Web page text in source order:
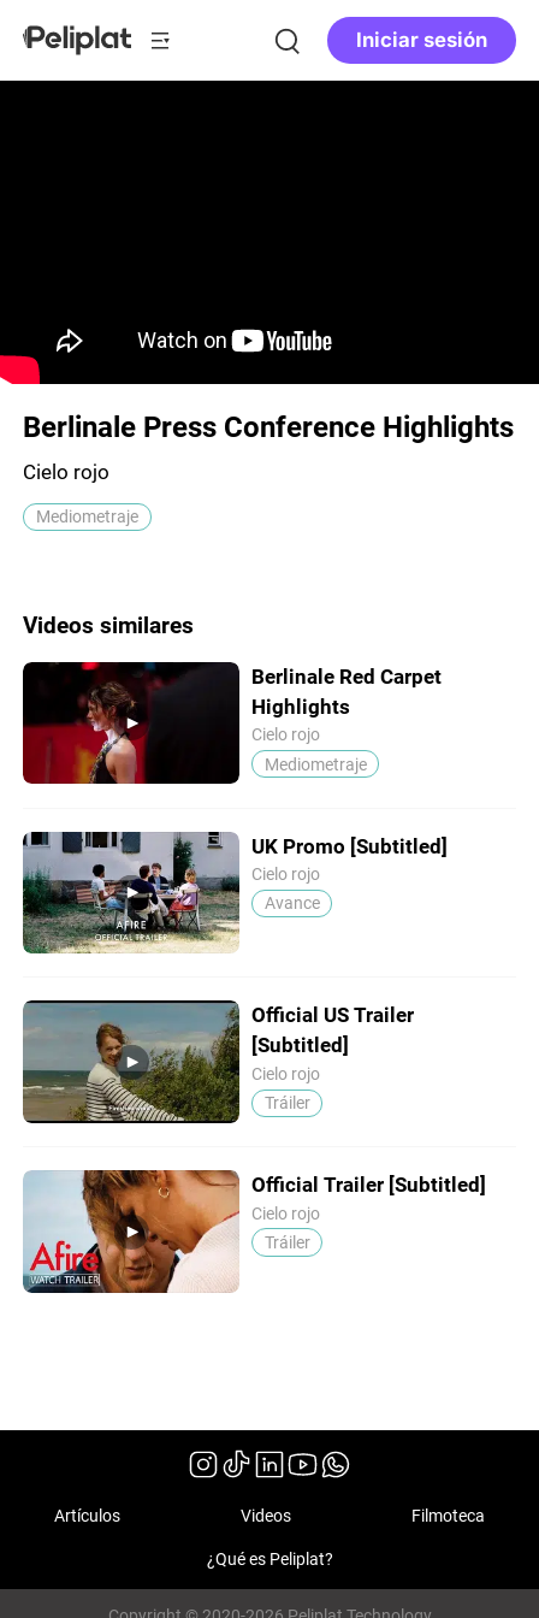
Iniciar sesión
Berlinale Press Conference Highlights
Cielo rojo
Mediometraje
Videos similares
Berlinale Red Carpet
Highlights
Cielo rojo
Mediometraje
UK Promo [Subtitled]
Cielo rojo
Avance
Official US Trailer
[Subtitled]
Cielo rojo
Tráiler
Official Trailer [Subtitled]
Cielo rojo
Tráiler
Artículos Videos Filmoteca
¿Qué es Peliplat?